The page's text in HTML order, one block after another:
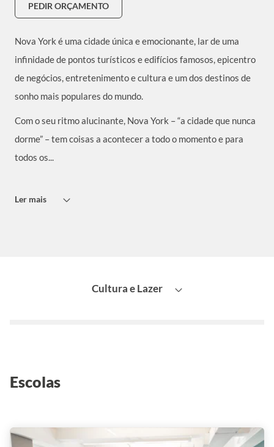
PEDIR ORÇAMENTO
Nova York é uma cidade única e emocionante, lar de uma
infinidade de pontos turísticos e edifícios famosos, epicentro
de negócios, entretenimento e cultura e um dos destinos de
sonho mais populares do mundo.
Com o seu ritmo alucinante, Nova York – “a cidade que nunca
dorme” – tem coisas a acontecer a todo o momento e para
todos os...
Ler mais
Cultura e Lazer
Escolas